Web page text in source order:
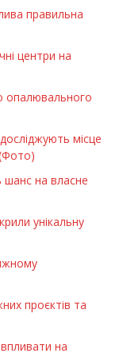
правильна
центри на
опалювального
місце
на власне
унікальну
проєктів та
на